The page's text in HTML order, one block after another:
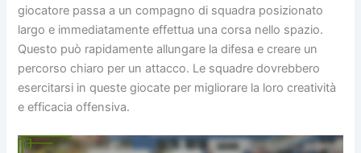
giocatore passa a un compagno di squadra posizionato
largo e immediatamente effettua una corsa nello spazio.
Questo può rapidamente allungare la difesa e creare un
percorso chiaro per un attacco. Le squadre dovrebbero
esercitarsi in queste giocate per migliorare la loro creatività
e efficacia offensiva.